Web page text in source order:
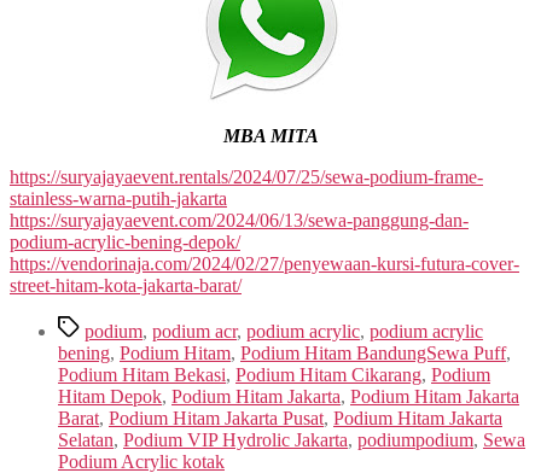
MBA MITA
https://suryajayaevent.rentals/2024/07/25/sewa-podium-frame-
stainless-warna-putih-jakarta
https://suryajayaevent.com/2024/06/13/sewa-panggung-dan-
podium-acrylic-bening-depok/
https://vendorinaja.com/2024/02/27/penyewaan-kursi-futura-cover-
street-hitam-kota-jakarta-barat/
Tagspodium, podium acr, podium acrylic, podium acrylic
bening, Podium Hitam, Podium Hitam BandungSewa Puff,
Podium Hitam Bekasi, Podium Hitam Cikarang, Podium
Hitam Depok, Podium Hitam Jakarta, Podium Hitam Jakarta
Barat, Podium Hitam Jakarta Pusat, Podium Hitam Jakarta
Selatan, Podium VIP Hydrolic Jakarta, podiumpodium, Sewa
Podium Acrylic kotak